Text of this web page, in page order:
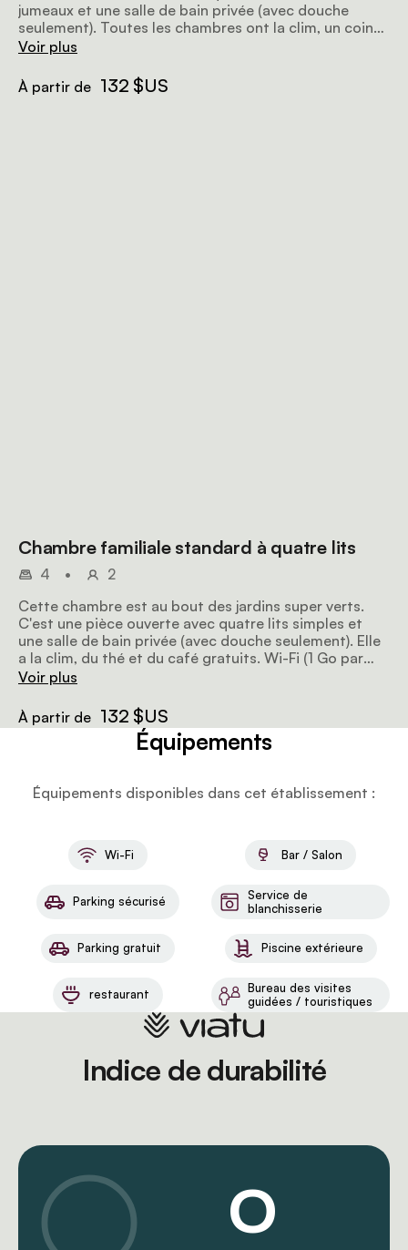
jumeaux et une salle de bain privée (avec douche
seulement). Toutes les chambres ont la clim, un coin
pour faire du thé et du café et une petite véranda
Voir plus
À partir de 132 $US
Chambre familiale standard à quatre lits
4 •
2
Cette chambre est au bout des jardins super verts.
C'est une pièce ouverte avec quatre lits simples et
une salle de bain privée (avec douche seulement). Elle
a la clim, du thé et du café gratuits. Wi-Fi (1 Go par
personne et par jour gratuit) dans les espaces
Voir plus
À partir de 132 $US
Équipements
Équipements disponibles dans cet établissement :
Wi-Fi Bar / Salon
Parking sécurisé
Service de
blanchisserie
Parking gratuit Piscine extérieure
restaurant
Bureau des visites
guidées / touristiques
Indice de durabilité
0